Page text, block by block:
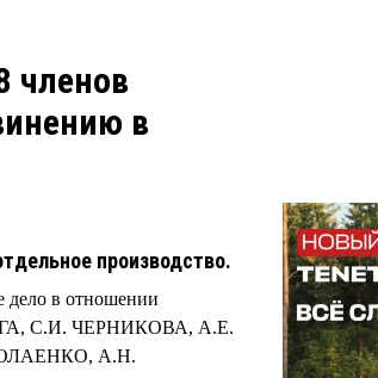
членов
в
производство.
дело в отношении
С.И. ЧЕРНИКОВА, А.Е.
А.Н.